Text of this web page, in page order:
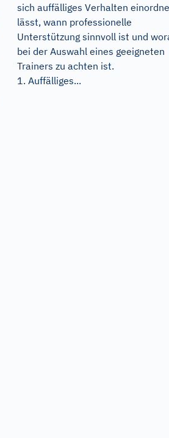
sich auffälliges Verhalten
lässt, wann professionelle
Unterstützung sinnvoll ist und
bei der Auswahl eines geeigneten
Trainers zu achten ist.
1. Auffälliges...